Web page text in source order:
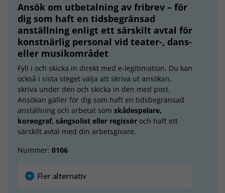
Ansök om utbetalning av fribrev – för
dig som haft en tidsbegränsad
anställning enligt ett särskilt avtal för
konstnärlig personal vid teater-, dans-
eller musikområdet
Fyll i och skicka in direkt med e-legitimation. Du kan
också i sista steget välja att skriva ut ansökan,
skriva under den och skicka in den med post.
Ansökan gäller för dig som haft en tidsbegränsad
anställning och arbetat som skådespelare,
koreograf, sångsolist eller regissör och haft ett
särskilt avtal med din arbetsgivare.
Nummer: 0106
Fler alternativ